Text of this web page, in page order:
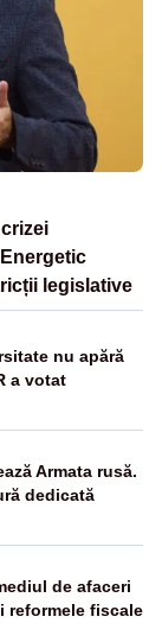
legislative
nu apără
a votat
Armata rusă.
dedicată
de afaceri
reformele fiscale